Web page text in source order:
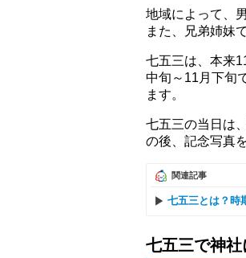
地域によって、
また、兄弟姉妹
七五三は、本来
中旬～11月下旬
ます。
七五三の当日は
の後、記念写真
関連記事
七五三とは？時
七五三で神社